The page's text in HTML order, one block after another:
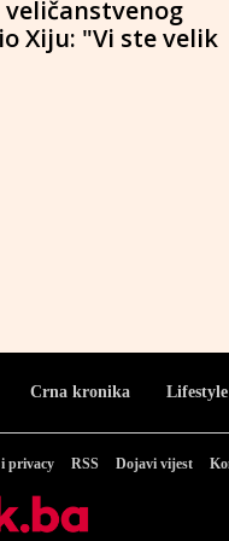
Xiju: "Vi ste velik
Crna kronika Lifestyle
privacy RSS Dojavi vijest